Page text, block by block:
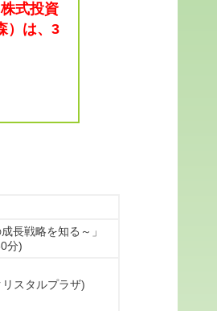
式投資
）は、3
長戦略を知る～」
分)
スタルプラザ)